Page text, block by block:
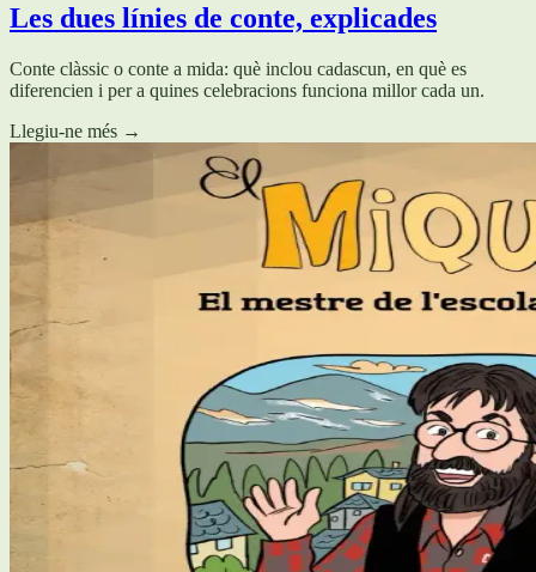
Les dues línies de conte, explicades
Conte clàssic o conte a mida: què inclou cadascun, en què es
diferencien i per a quines celebracions funciona millor cada un.
Llegiu-ne més →